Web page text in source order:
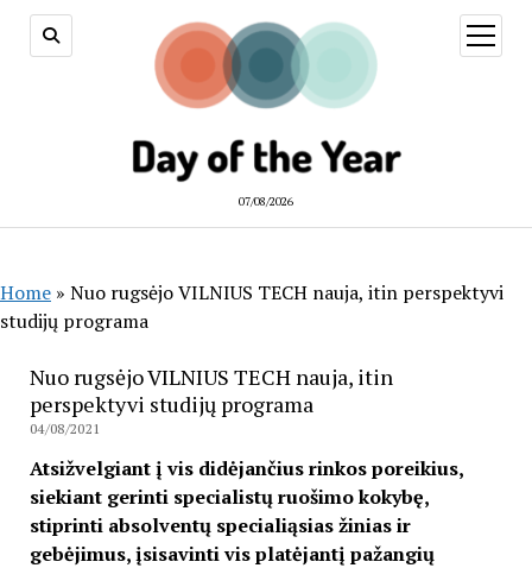
07/08/2026
open
menu
Home » Nuo rugsėjo VILNIUS TECH nauja, itin perspektyvi
studijų programa
Nuo rugsėjo VILNIUS TECH nauja, itin
perspektyvi studijų programa
04/08/2021
Atsižvelgiant į vis didėjančius rinkos poreikius,
siekiant gerinti specialistų ruošimo kokybę,
stiprinti absolventų specialiąsias žinias ir
gebėjimus, įsisavinti vis platėjantį pažangių